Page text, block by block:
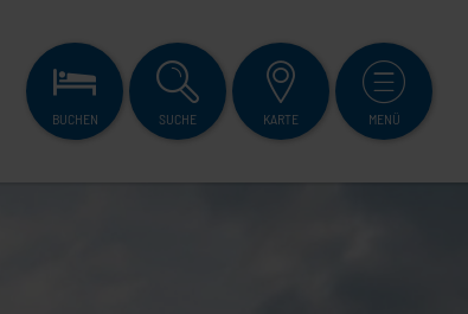
BUCHEN SUCHE KARTE MENÜ